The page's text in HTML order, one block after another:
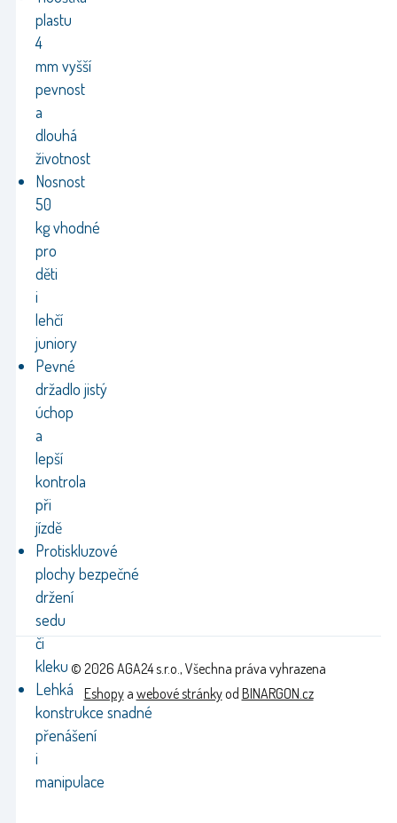
plastu
4
mm vyšší
pevnost
a
dlouhá
životnost
Nosnost
50
kg vhodné
pro
děti
i
lehčí
juniory
Pevné
držadlo jistý
úchop
a
lepší
kontrola
při
jízdě
Protiskluzové
plochy bezpečné
držení
sedu
či
kleku
Lehká
konstrukce snadné
přenášení
i
manipulace
© 2026 AGA24 s.r.o., Všechna práva vyhrazena
Eshopya webové stránkyod BINARGON.cz